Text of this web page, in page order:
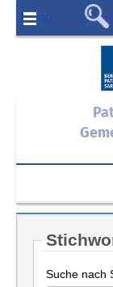
Menü
Suche nach